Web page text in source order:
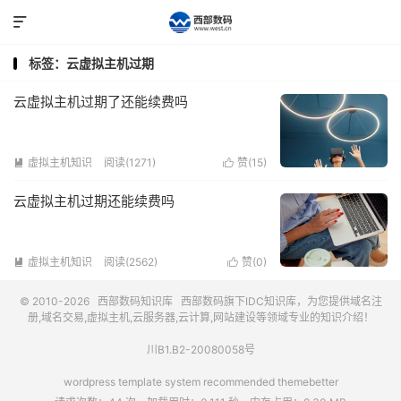

标签：云虚拟主机过期
云虚拟主机过期了还能续费吗
 虚拟主机知识 阅读(1271)  赞(15)
云虚拟主机过期还能续费吗
 虚拟主机知识 阅读(2562)  赞(0)
© 2010-2026 西部数码知识库 西部数码旗下IDC知识库，为您提供域名注
册,域名交易,虚拟主机,云服务器,云计算,网站建设等领域专业的知识介绍！
川B1.B2-20080058号
wordpress template system recommended themebetter